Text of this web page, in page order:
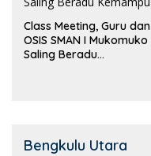
Class Meeting, Guru dan
OSIS SMAN I Mukomuko
Saling Beradu
Bengkulu Utara